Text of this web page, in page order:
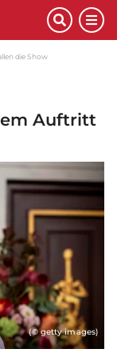
die Show
Auftritt
(© getty images)